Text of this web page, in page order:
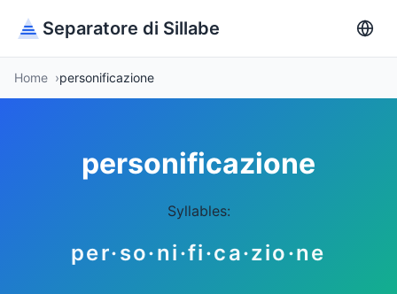
Separatore di Sillabe
Home personificazione
personificazione
Syllables:
per·so·ni·fi·ca·zio·ne